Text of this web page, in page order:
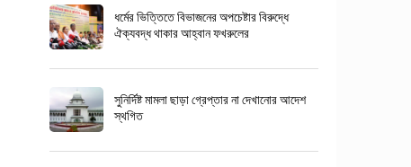
ধর্মের ভিত্তিতে বিভাজনের অপচেষ্টার বিরুদ্ধে
ঐক্যবদ্ধ থাকার আহ্বান ফখরুলের
সুনির্দিষ্ট মামলা ছাড়া গ্রেপ্তার না দেখানোর আদেশ
স্থগিত